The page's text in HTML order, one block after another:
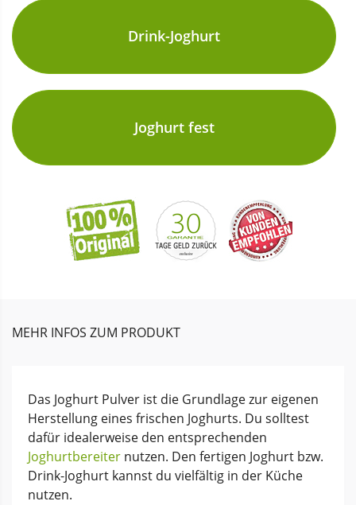
Drink-Joghurt
Joghurt fest
MEHR INFOS ZUM PRODUKT
Das Joghurt Pulver ist die Grundlage zur eigenen
Herstellung eines frischen Joghurts. Du solltest
dafür idealerweise den entsprechenden
Joghurtbereiter nutzen. Den fertigen Joghurt bzw.
Drink-Joghurt kannst du vielfältig in der Küche
nutzen.